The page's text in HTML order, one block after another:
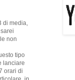
di media,
non
tipo
lanciare
orari di